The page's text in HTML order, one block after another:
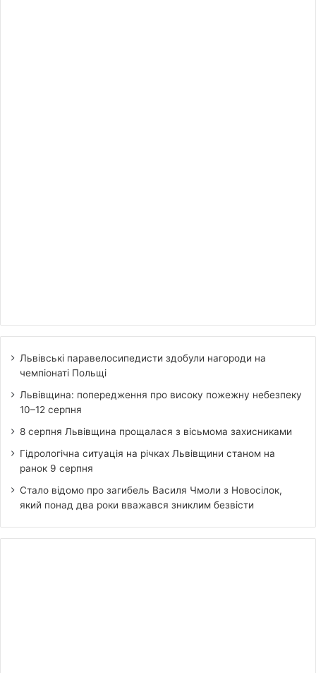
Львівські паравелосипедисти здобули нагороди на
чемпіонаті Польщі
Львівщина: попередження про високу пожежну небезпеку
10–12 серпня
8 серпня Львівщина прощалася з вісьмома захисниками
Гідрологічна ситуація на річках Львівщини станом на
ранок 9 серпня
Стало відомо про загибель Василя Чмоли з Новосілок,
який понад два роки вважався зниклим безвісти